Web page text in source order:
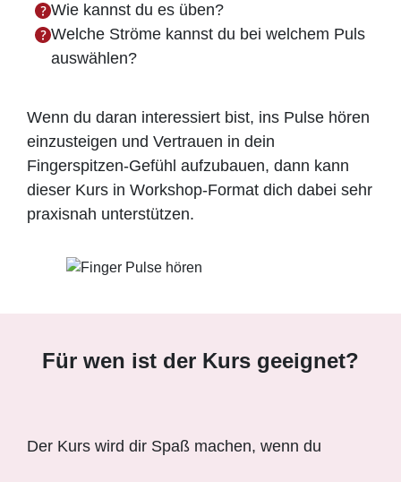
Wie kannst du es üben?
Welche Ströme kannst du bei welchem Puls
auswählen?
Wenn du daran interessiert bist, ins Pulse hören
einzusteigen und Vertrauen in dein
Fingerspitzen-Gefühl aufzubauen, dann kann
dieser Kurs in Workshop-Format dich dabei sehr
praxisnah unterstützen.
Für wen ist der Kurs geeignet?
Der Kurs wird dir Spaß machen, wenn du